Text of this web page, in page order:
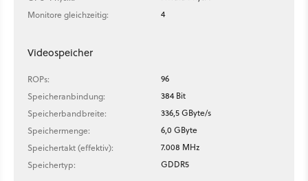
Monitore gleichzeitig:
4
Videospeicher
ROPs:
96
Speicheranbindung:
384 Bit
Speicherbandbreite:
336,5 GByte/s
Speichermenge:
6,0 GByte
Speichertakt (effektiv):
7.008 MHz
Speichertyp:
GDDR5